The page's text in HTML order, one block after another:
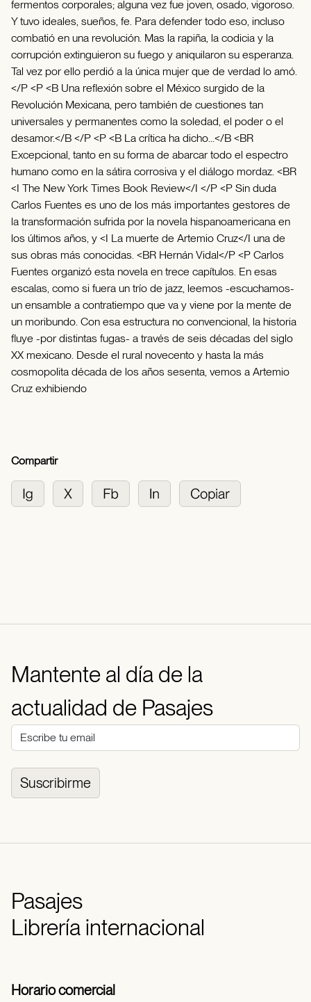
fermentos corporales; alguna vez fue joven, osado, vigoroso.
Y tuvo ideales, sueños, fe. Para defender todo eso, incluso
combatió en una revolución. Mas la rapiña, la codicia y la
corrupción extinguieron su fuego y aniquilaron su esperanza.
Tal vez por ello perdió a la única mujer que de verdad lo amó.
</P <P <B Una reflexión sobre el México surgido de la
Revolución Mexicana, pero también de cuestiones tan
universales y permanentes como la soledad, el poder o el
desamor.</B </P <P <B La crítica ha dicho...</B <BR
Excepcional, tanto en su forma de abarcar todo el espectro
humano como en la sátira corrosiva y el diálogo mordaz. <BR
<I The New York Times Book Review</I </P <P Sin duda
Carlos Fuentes es uno de los más importantes gestores de
la transformación sufrida por la novela hispanoamericana en
los últimos años, y <I La muerte de Artemio Cruz</I una de
sus obras más conocidas. <BR Hernán Vidal</P <P Carlos
Fuentes organizó esta novela en trece capítulos. En esas
escalas, como si fuera un trío de jazz, leemos -escuchamos-
un ensamble a contratiempo que va y viene por la mente de
un moribundo. Con esa estructura no convencional, la historia
fluye -por distintas fugas- a través de seis décadas del siglo
XX mexicano. Desde el rural novecento y hasta la más
cosmopolita década de los años sesenta, vemos a Artemio
Cruz exhibiendo
Compartir
Mantente al día de la
actualidad de Pasajes
Suscribirme
Pasajes
Librería internacional
Horario comercial